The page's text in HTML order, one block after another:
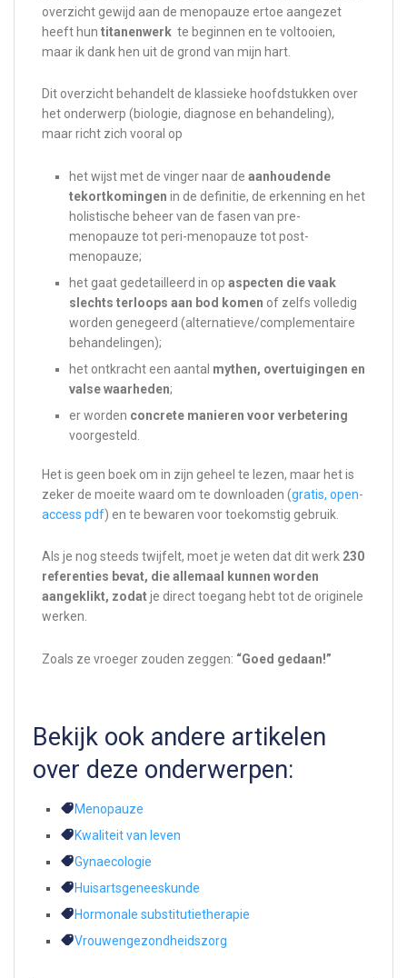
overzicht gewijd aan de menopauze ertoe aangezet
heeft hun titanenwerk te beginnen en te voltooien,
maar ik dank hen uit de grond van mijn hart.
Dit overzicht behandelt de klassieke hoofdstukken over
het onderwerp (biologie, diagnose en behandeling),
maar richt zich vooral op
het wijst met de vinger naar de aanhoudende
tekortkomingen in de definitie, de erkenning en het
holistische beheer van de fasen van pre-
menopauze tot peri-menopauze tot post-
menopauze;
het gaat gedetailleerd in op aspecten die vaak
slechts terloops aan bod komen of zelfs volledig
worden genegeerd (alternatieve/complementaire
behandelingen);
het ontkracht een aantal mythen, overtuigingen en
valse waarheden;
er worden concrete manieren voor verbetering
voorgesteld.
Het is geen boek om in zijn geheel te lezen, maar het is
zeker de moeite waard om te downloaden (gratis, open-
access pdf) en te bewaren voor toekomstig gebruik.
Als je nog steeds twijfelt, moet je weten dat dit werk 230
referenties bevat, die allemaal kunnen worden
aangeklikt, zodatje direct toegang hebt tot de originele
werken.
Zoals ze vroeger zouden zeggen: “Goed gedaan!”
Bekijk ook andere artikelen
over deze onderwerpen:
Menopauze
Kwaliteit van leven
Gynaecologie
Huisartsgeneeskunde
Hormonale substitutietherapie
Vrouwengezondheidszorg